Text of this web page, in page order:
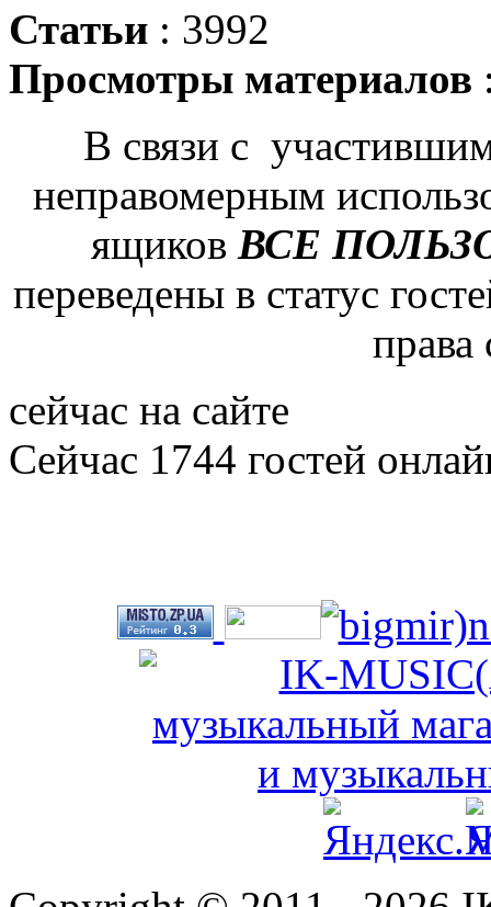
Статьи : 3992
Просмотры материалов
В связи с
неправомерным
ящиков ВСЕ
переведены в статус
сейчас на сайте
Сейчас 1744 гостей